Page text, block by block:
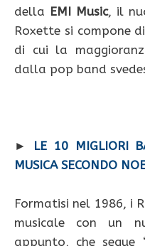
della EMI Music, il
Roxette si compone
di cui la
dalla pop band
►
LE 10 MIGLIORI
MUSICA SECONDO
Formatisi nel 1986, i
musicale con un
appunto, che segue